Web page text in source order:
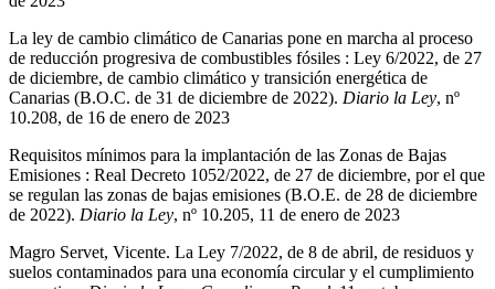
La ley de cambio climático de Canarias pone en marcha al proceso
de reducción progresiva de combustibles fósiles : Ley 6/2022, de 27
de diciembre, de cambio climático y transición energética de
Canarias (B.O.C. de 31 de diciembre de 2022). Diario la Ley, nº
10.208, de 16 de enero de 2023
Requisitos mínimos para la implantación de las Zonas de Bajas
Emisiones : Real Decreto 1052/2022, de 27 de diciembre, por el que
se regulan las zonas de bajas emisiones (B.O.E. de 28 de diciembre
de 2022). Diario la Ley, nº 10.205, 11 de enero de 2023
Magro Servet, Vicente. La Ley 7/2022, de 8 de abril, de residuos y
suelos contaminados para una economía circular y el cumplimiento